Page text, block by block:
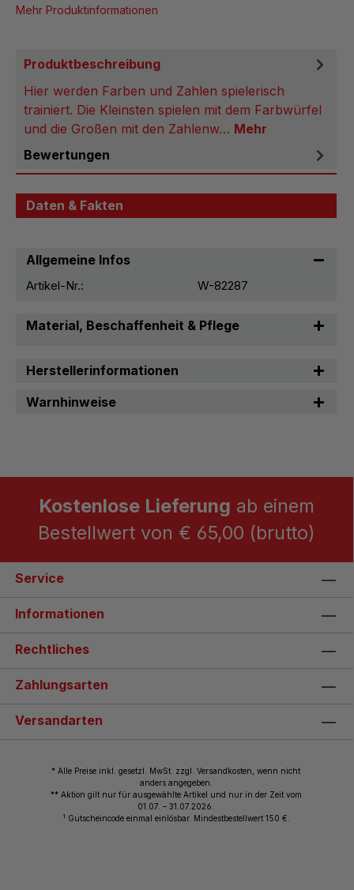
Mehr Produktinformationen
Produktbeschreibung
Hier werden Farben und Zahlen spielerisch
trainiert. Die Kleinsten spielen mit dem Farbwürfel
und die Großen mit den Zahlenw… Mehr
Bewertungen
Daten & Fakten
Allgemeine Infos
Artikel-Nr.: W-82287
Material, Beschaffenheit & Pflege
Herstellerinformationen
Warnhinweise
Kostenlose Lieferung ab einem
Bestellwert von € 65,00 (brutto)
Service
Informationen
Rechtliches
Zahlungsarten
Versandarten
* Alle Preise inkl. gesetzl. MwSt. zzgl. Versandkosten, wenn nicht
anders angegeben.
** Aktion gilt nur für ausgewählte Artikel und nur in der Zeit vom
01.07. – 31.07.2026.
1 Gutscheincode einmal einlösbar. Mindestbestellwert 150 €.